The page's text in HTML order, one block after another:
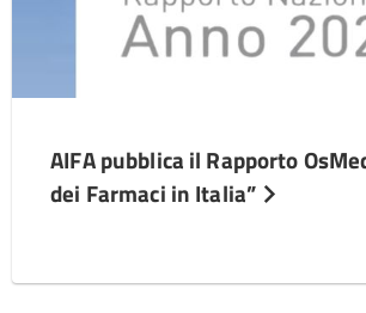
AIFA pubblica il Rapporto
dei Farmaci in Italia”